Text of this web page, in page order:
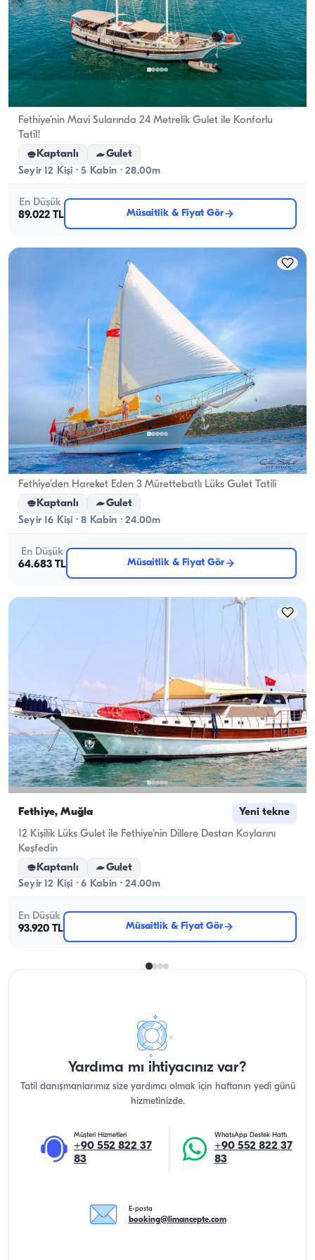
Fethiye, Muğla
Fethiye’nin Mavi Sularında 24 Metrelik Gulet ile Konforlu
Tatil!
Kaptanlı
Gulet
Seyir 12 Kişi · 5 Kabin · 28.00m
En Düşük
89.022 TL
Müsaitlik & Fiyat Gör
Fethiye, Muğla Yeni tekne
Fethiye’den Hareket Eden 3 Mürettebatlı Lüks Gulet Tatili
Kaptanlı
Gulet
Seyir 16 Kişi · 8 Kabin · 24.00m
En Düşük
64.683 TL
Müsaitlik & Fiyat Gör
Fethiye, Muğla Yeni tekne
12 Kişilik Lüks Gulet ile Fethiye’nin Dillere Destan Koylarını
Keşfedin
Kaptanlı
Gulet
Seyir 12 Kişi · 6 Kabin · 24.00m
En Düşük
93.920 TL
Müsaitlik & Fiyat Gör
Yardıma mı ihtiyacınız var?
Tatil danışmanlarımız size yardımcı olmak için haftanın yedi günü
hizmetinizde.
Müşteri Hizmetleri
+90 552 822 37
83
WhatsApp Destek Hattı
+90 552 822 37
83
E-posta
booking@limancepte.com